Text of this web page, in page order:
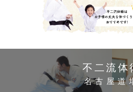
不二流体
名古屋道